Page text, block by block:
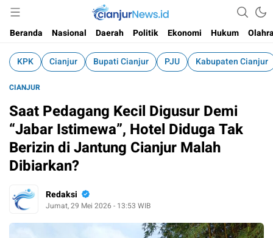
cianjurnews.id
Informasi Faktual dan Berimbang
Beranda
Nasional Daerah Politik Ekonomi Hukum
KPK Cianjur Bupati Cianjur PJU Kabupaten Cianjur
CIANJUR
Saat Pedagang Kecil Digusur Demi
“Jabar Istimewa”, Hotel Diduga Tak
Berizin di Jantung Cianjur Malah
Dibiarkan?
Redaksi
Jumat, 29 Mei 2026 - 13:53 WIB